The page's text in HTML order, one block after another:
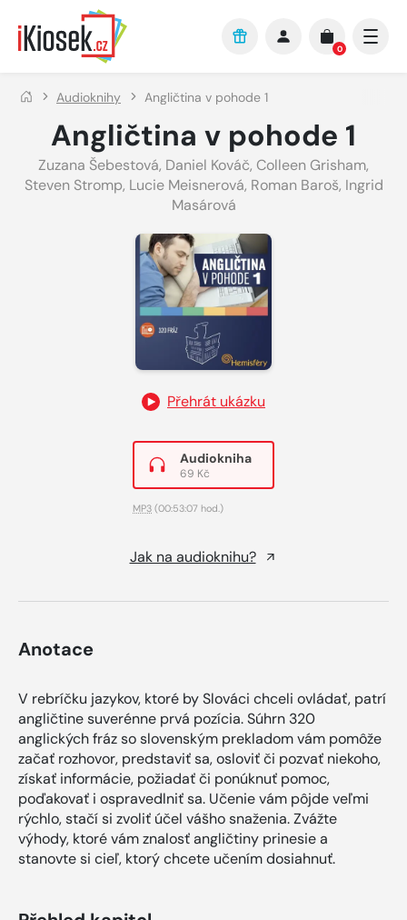
Přejít na hlavní obsah
0
Audioknihy Angličtina v pohode 1
Angličtina v pohode 1
Zuzana Šebestová, Daniel Kováč, Colleen Grisham,
Steven Stromp, Lucie Meisnerová, Roman Baroš, Ingrid
Masárová
Přehrát ukázku
Audiokniha
69 Kč
MP3 (00:53:07 hod.)
Jak na audioknihu?
Anotace
V rebríčku jazykov, ktoré by Slováci chceli ovládať, patrí
angličtine suverénne prvá pozícia. Súhrn 320
anglických fráz so slovenským prekladom vám pomôže
začať rozhovor, predstaviť sa, osloviť či pozvať niekoho,
získať informácie, požiadať či ponúknuť pomoc,
poďakovať i ospravedlniť sa. Učenie vám pôjde veľmi
rýchlo, stačí si zvoliť účel vášho snaženia. Zvážte
výhody, ktoré vám znalosť angličtiny prinesie a
stanovte si cieľ, ktorý chcete učením dosiahnuť.